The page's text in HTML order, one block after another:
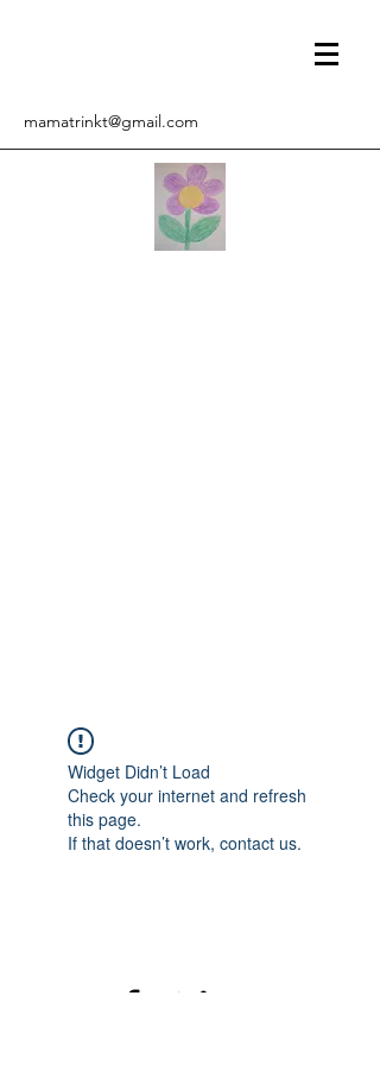
mamatrinkt@gmail.com
Widget Didn’t Load
Check your internet and refresh
this page.
If that doesn’t work, contact us.